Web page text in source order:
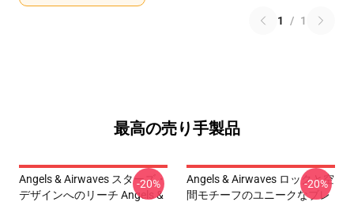
1 / 1
最高の売り手製品
Angels & Airwaves スターズ・
デザインへのリーチ Angels &
-20%
Angels & Airwaves ロックと空
間モチーフのユニークなブレ
-20%